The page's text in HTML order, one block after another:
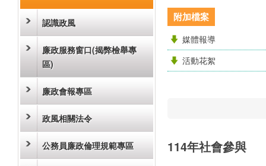
認識政風
廉政服務窗口(揭弊檢舉專
區)
廉政會報專區
政風相關法令
公務員廉政倫理規範專區
附加檔案
媒體報導
活動花絮
114年社會參與